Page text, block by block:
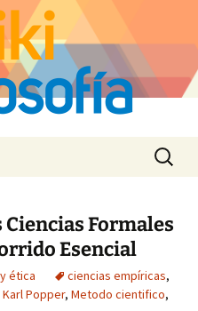
Buscar:
Formales
Esencial
ética ciencias empíricas,
Karl Popper, Metodo cientifico,